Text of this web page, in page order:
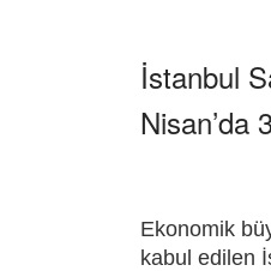
İstanbul
Nisan’da
Ekonomik
kabul edilen